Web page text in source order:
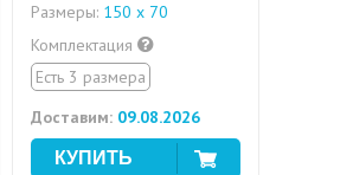
Размеры: 150 х 70
Комплектация
Есть 3 размера
Доставим: 09.08.2026